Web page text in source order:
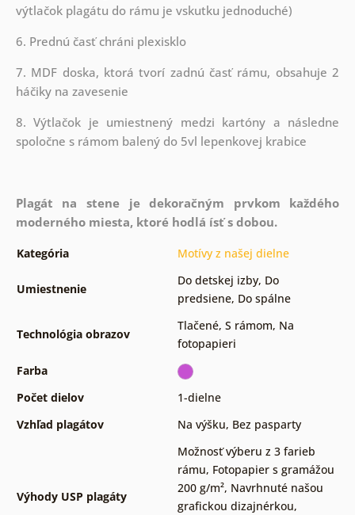
výtlačok plagátu do rámu je vskutku jednoduché)
6. Prednú časť chráni plexisklo
7. MDF doska, ktorá tvorí zadnú časť rámu, obsahuje 2
háčiky na zavesenie
8. Výtlačok je umiestnený medzi kartóny a následne
spoločne s rámom balený do 5vl lepenkovej krabice
Plagát na stene je dekoračným prvkom každého
moderného miesta, ktoré hodlá ísť s dobou.
Kategória Motívy z našej dielne
Umiestnenie
Do detskej izby, Do
predsiene, Do spálne
Technológia obrazov
Tlačené, S rámom, Na
fotopapieri
Farba
Počet dielov
1-dielne
Vzhľad plagátov
Na výšku, Bez pasparty
Výhody USP plagáty
Možnosť výberu z 3 farieb
rámu, Fotopapier s gramážou
200 g/m², Navrhnuté našou
grafickou dizajnérkou,